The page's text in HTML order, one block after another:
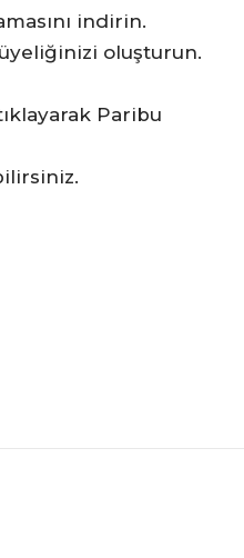
indirin.
oluşturun.
Paribu